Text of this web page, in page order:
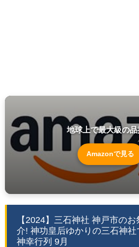
地球上で最大級の品
Amazonで見る
【2024】三石神社 神戸市の
介! 神功皇后ゆかりの三石神
神幸行列 9月